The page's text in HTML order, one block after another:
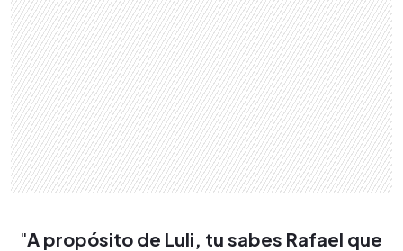
"A propósito de Luli, tu sabes Rafael que